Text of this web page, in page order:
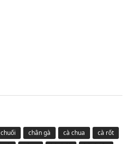
chuối chân gà cà chua
cà rốt